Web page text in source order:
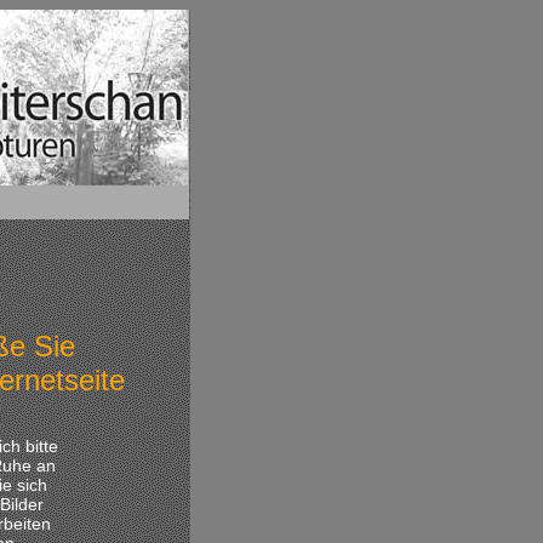
Sie
bitte
an
sich